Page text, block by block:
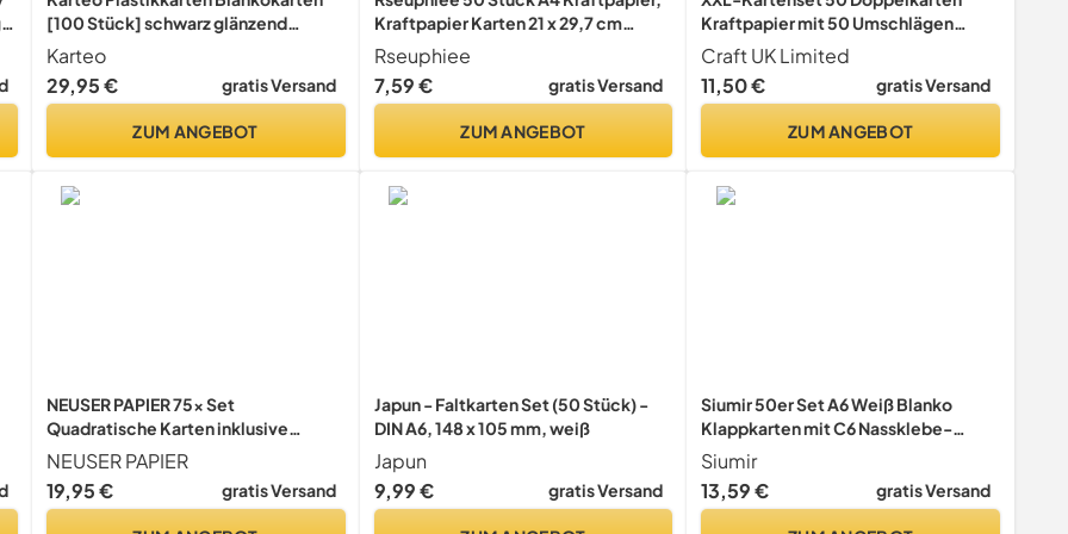
[100 Stück] schwarz glänzend
Standard EC-Kartenformat (CR-80)
Karteo
29,95 €
gratis Versand
ZUM ANGEBOT
Kraftpapier Karten 21 x 29,7 cm
Blanko Postkarten 200 g/m²
Craftpapier, Blanko Karteikarten,
Zum Erstellen Sie Einladungen, DIY-
Rseuphiee
7,59 €
gratis Versand
ZUM ANGEBOT
Kraftpapier mit 50 Umschlägen
Klappkarten A6
Craft UK Limited
11,50 €
gratis Versand
ZUM ANGEBOT
NEUSER PAPIER 75x Set
Quadratische Karten inklusive
Briefumschläge - Blanko 14 x 14 cm in
Hochweiß - bedruckbare
Einladungskarten - ideal zum
NEUSER PAPIER
19,95 €
gratis Versand
Japun - Faltkarten Set (50 Stück) -
DIN A6, 148 x 105 mm, weiß
Japun
9,99 €
gratis Versand
Siumir 50er Set A6 Weiß Blanko
Klappkarten mit C6 Nassklebe-
Briefumschläge
Siumir
13,59 €
gratis Versand